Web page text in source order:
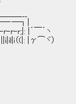
___
|´￣｀ヽ
（(|: |γ⌒ヾ）